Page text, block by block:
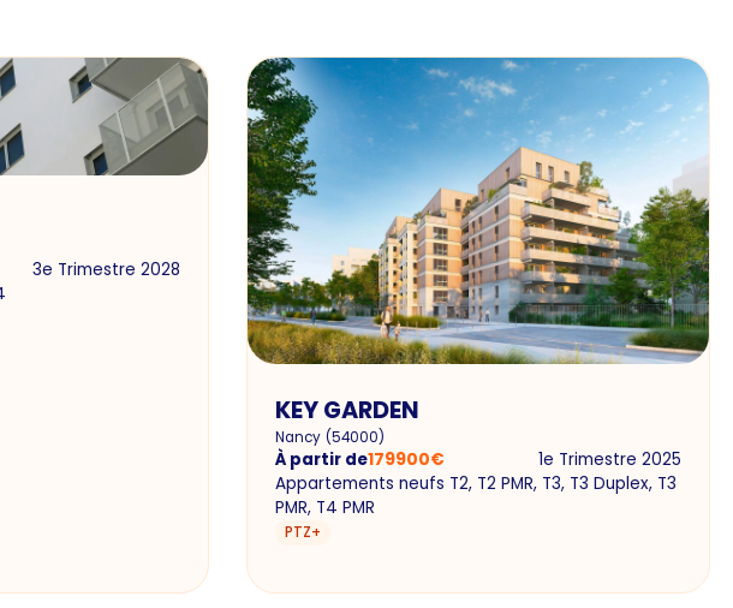
3e Trimestre 2028
KEY GARDEN
Nancy (54000)
À partir de179900€
1e Trimestre 2025
Appartements neufs T2, T2 PMR, T3, T3 Duplex, T3
PMR, T4 PMR
PTZ+